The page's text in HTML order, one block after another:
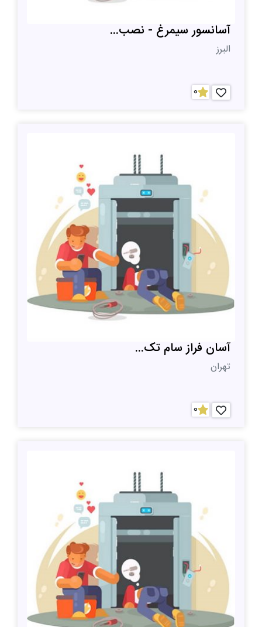
آسانسور سیمرغ - نصب...
البرز
0
آسان فراز سام تک...
تهران
0